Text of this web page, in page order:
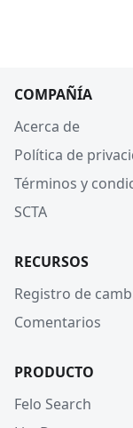
COMPAÑÍA
Acerca de
Política de
Términos y
SCTA
RECURSOS
Registro de
Comentarios
PRODUCTO
Felo Search